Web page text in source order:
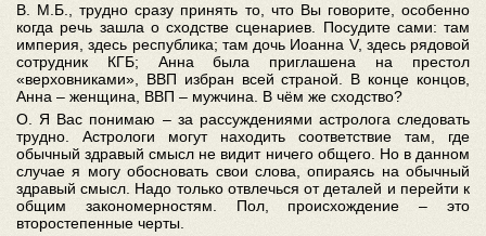
В. М.Б., трудно сразу принять то, что Вы говорите, особенно
когда речь зашла о сходстве сценариев. Посудите сами: там
империя, здесь республика; там дочь Иоанна V, здесь рядовой
сотрудник КГБ; Анна была приглашена на престол
«верховниками», ВВП избран всей страной. В конце концов,
Анна – женщина, ВВП – мужчина. В чём же сходство?
О. Я Вас понимаю – за рассуждениями астролога следовать
трудно. Астрологи могут находить соответствие там, где
обычный здравый смысл не видит ничего общего. Но в данном
случае я могу обосновать свои слова, опираясь на обычный
здравый смысл. Надо только отвлечься от деталей и перейти к
общим закономерностям. Пол, происхождение – это
второстепенные черты.